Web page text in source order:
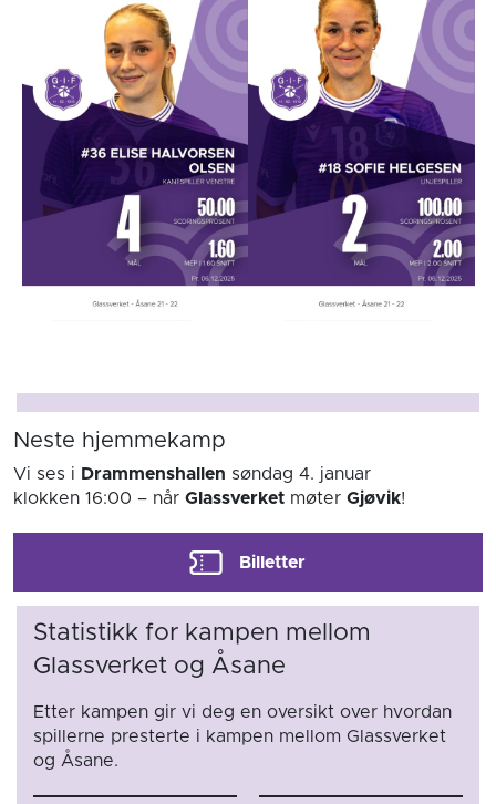
Neste hjemmekamp
Vi ses i Drammenshallen søndag 4. januar
klokken 16:00 – når Glassverket møter Gjøvik!
Billetter
Statistikk for kampen mellom
Glassverket og Åsane
Etter kampen gir vi deg en oversikt over hvordan
spillerne presterte i kampen mellom Glassverket
og Åsane.